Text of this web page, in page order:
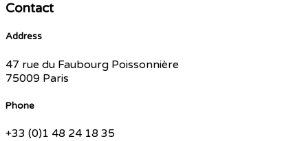
Contact
Address
47 rue du Faubourg Poissonnière
75009 Paris
Phone
+33 (0)1 48 24 18 35